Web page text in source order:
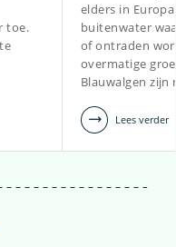
toe.
elders in
buitenwater
of ontraden
overmatige
Blauwalgen
Lees verder